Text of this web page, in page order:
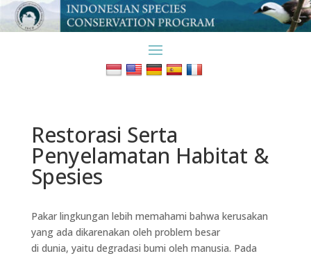
Restorasi Serta
Penyelamatan Habitat &
Spesies
Pakar lingkungan lebih memahami bahwa kerusakan
yang ada dikarenakan oleh problem besar
di dunia, yaitu degradasi bumi oleh manusia. Pada